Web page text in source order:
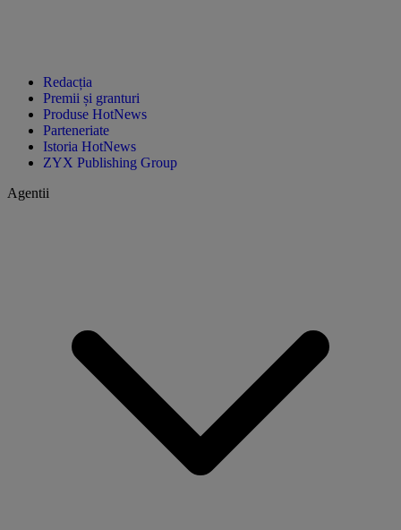
Redacția
Premii și granturi
Produse HotNews
Parteneriate
Istoria HotNews
ZYX Publishing Group
Agentii